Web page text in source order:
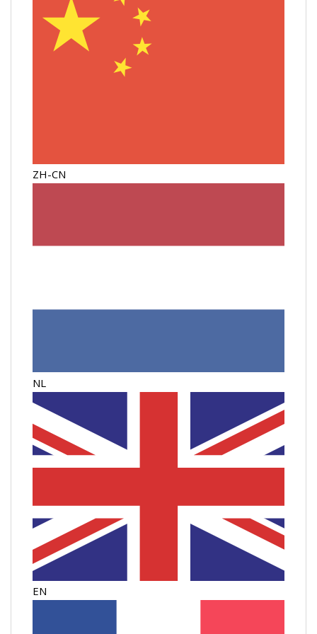
ZH-CN
NL
EN